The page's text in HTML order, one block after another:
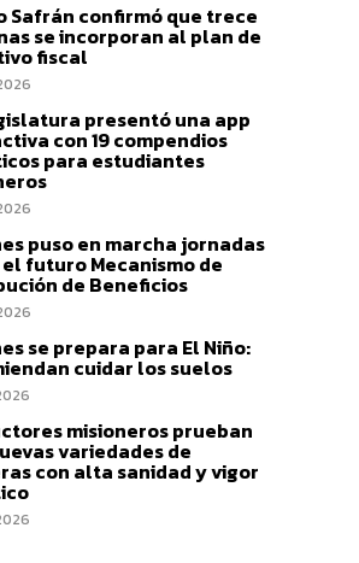
Safrán confirmó que trece
se incorporan al plan de
fiscal
presentó una app
con 19 compendios
para estudiantes
puso en marcha jornadas
futuro Mecanismo de
de Beneficios
se prepara para El Niño:
cuidar los suelos
misioneros prueban
variedades de
con alta sanidad y vigor